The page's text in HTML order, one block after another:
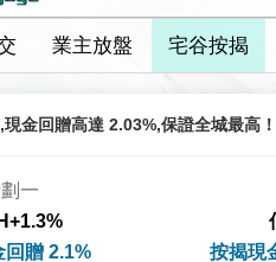
業主放盤 宅谷按揭
金回贈高達 2.03%,保證全城最高！
一
回贈 2.1%
按揭現